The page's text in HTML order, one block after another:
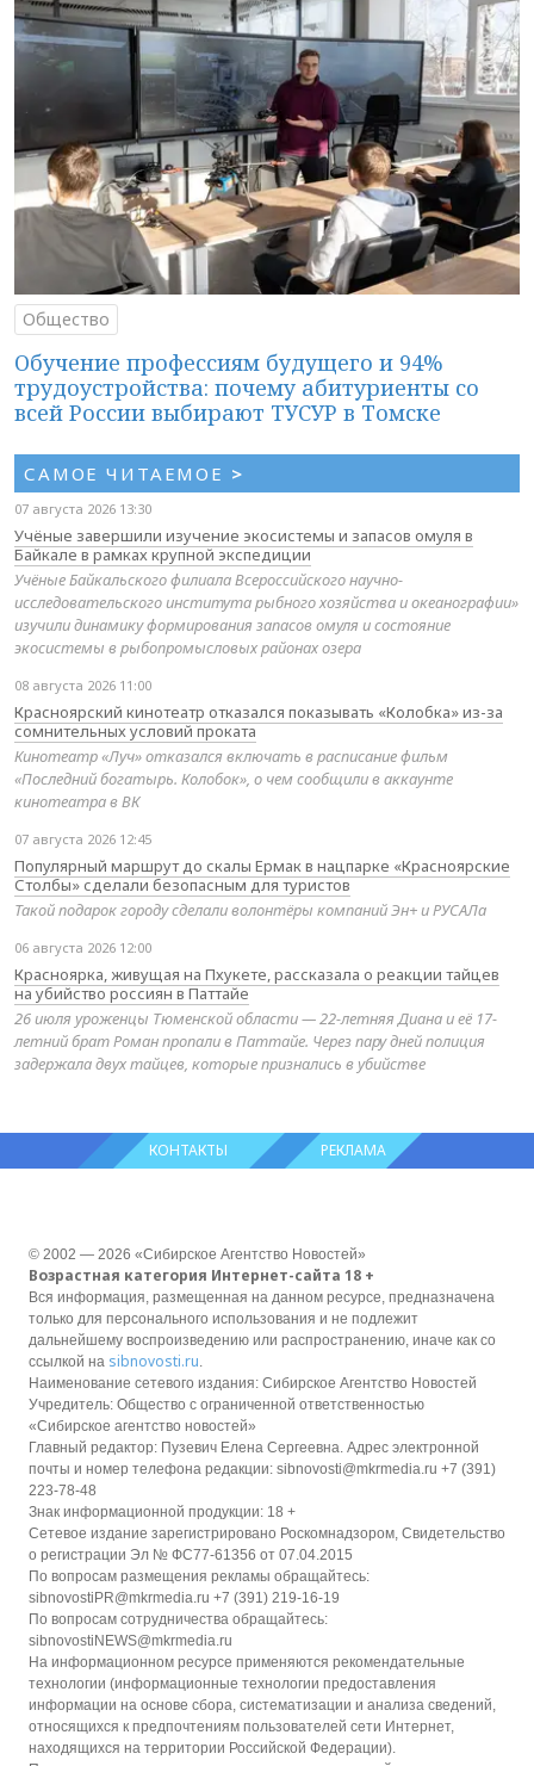
Общество
Обучение профессиям будущего и 94%
трудоустройства: почему абитуриенты со
всей России выбирают ТУСУР в Томске
САМОЕ ЧИТАЕМОЕ >
07 августа 2026 13:30
Учёные завершили изучение экосистемы и запасов омуля в
Байкале в рамках крупной экспедиции
Учёные Байкальского филиала Всероссийского научно-
исследовательского института рыбного хозяйства и океанографии»
изучили динамику формирования запасов омуля и состояние
экосистемы в рыбопромысловых районах озера
08 августа 2026 11:00
Красноярский кинотеатр отказался показывать «Колобка» из-за
сомнительных условий проката
Кинотеатр «Луч» отказался включать в расписание фильм
«Последний богатырь. Колобок», о чем сообщили в аккаунте
кинотеатра в ВК
07 августа 2026 12:45
Популярный маршрут до скалы Ермак в нацпарке «Красноярские
Столбы» сделали безопасным для туристов
Такой подарок городу сделали волонтёры компаний Эн+ и РУСАЛа
06 августа 2026 12:00
Красноярка, живущая на Пхукете, рассказала о реакции тайцев
на убийство россиян в Паттайе
26 июля уроженцы Тюменской области — 22-летняя Диана и её 17-
летний брат Роман пропали в Паттайе. Через пару дней полиция
задержала двух тайцев, которые признались в убийстве
КОНТАКТЫ РЕКЛАМА
© 2002 — 2026 «Сибирское Агентство Новостей»
Возрастная категория Интернет-сайта 18 +
Вся информация, размещенная на данном ресурсе, предназначена
только для персонального использования и не подлежит
дальнейшему воспроизведению или распространению, иначе как со
ссылкой на sibnovosti.ru.
Наименование сетевого издания: Сибирское Агентство Новостей
Учредитель: Общество с ограниченной ответственностью
«Сибирское агентство новостей»
Главный редактор: Пузевич Елена Сергеевна. Адрес электронной
почты и номер телефона редакции: sibnovosti@mkrmedia.ru +7 (391)
223-78-48
Знак информационной продукции: 18 +
Сетевое издание зарегистрировано Роскомнадзором, Свидетельство
о регистрации Эл № ФС77-61356 от 07.04.2015
По вопросам размещения рекламы обращайтесь:
sibnovostiPR@mkrmedia.ru +7 (391) 219-16-19
По вопросам сотрудничества обращайтесь:
sibnovostiNEWS@mkrmedia.ru
На информационном ресурсе применяются рекомендательные
технологии (информационные технологии предоставления
информации на основе сбора, систематизации и анализа сведений,
относящихся к предпочтениям пользователей сети Интернет,
находящихся на территории Российской Федерации).